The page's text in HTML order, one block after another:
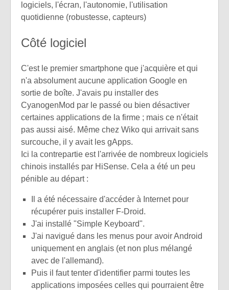
logiciels, l'écran, l'autonomie, l'utilisation
quotidienne (robustesse, capteurs)
Côté logiciel
C'est le premier smartphone que j'acquière et qui
n'a absolument aucune application Google en
sortie de boîte. J'avais pu installer des
CyanogenMod par le passé ou bien désactiver
certaines applications de la firme ; mais ce n'était
pas aussi aisé. Même chez Wiko qui arrivait sans
surcouche, il y avait les gApps.
Ici la contrepartie est l'arrivée de nombreux logiciels
chinois installés par HiSense. Cela a été un peu
pénible au départ :
Il a été nécessaire d'accéder à Internet pour
récupérer puis installer F-Droid.
J'ai installé "Simple Keyboard".
J'ai navigué dans les menus pour avoir Android
uniquement en anglais (et non plus mélangé
avec de l'allemand).
Puis il faut tenter d'identifier parmi toutes les
applications imposées celles qui pourraient être